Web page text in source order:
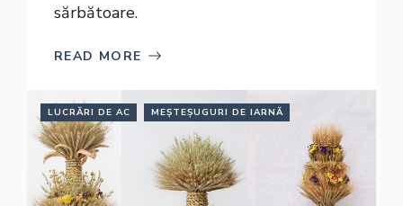
sărbătoare.
READ MORE
LUCRĂRI DE AC MEȘTEȘUGURI DE IARNĂ